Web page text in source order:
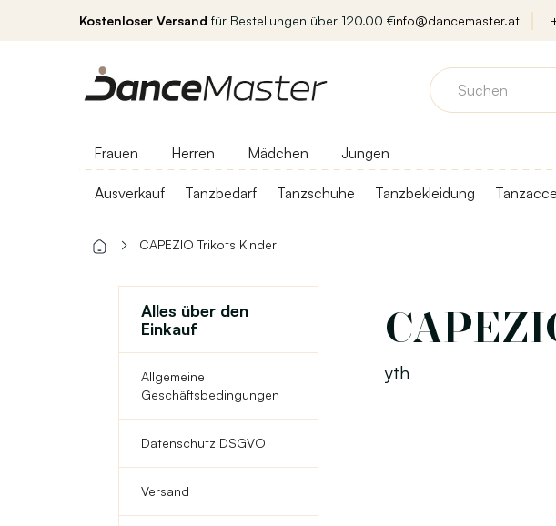
Kostenloser Versand für Bestellungen über 120.00 €info@dancemaster.at
Frauen Herren Mädchen Jungen
Ausverkauf Tanzbedarf Tanzschuhe Tanzbekleidung
CAPEZIO Trikots Kinder
Alles über den
Einkauf
Allgemeine
Geschäftsbedingungen
Datenschutz DSGVO
Versand
yth